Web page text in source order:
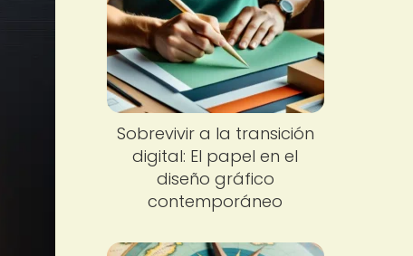
Sobrevivir a la transición
digital: El papel en el
diseño gráfico
contemporáneo